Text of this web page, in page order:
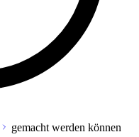
gemacht werden können